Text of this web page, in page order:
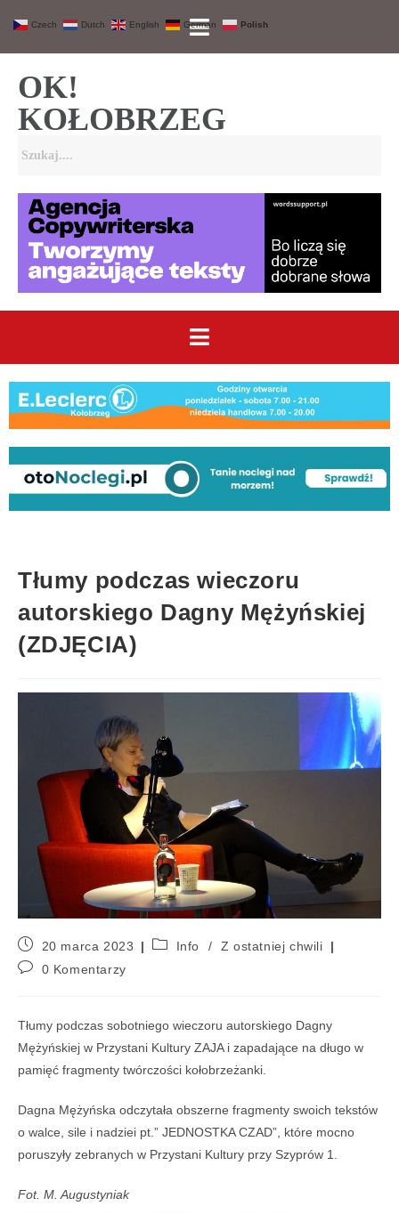
OK!
KOŁOBRZEG
Tłumy podczas wieczoru
autorskiego Dagny Mężyńskiej
(ZDJĘCIA)
20 marca 2023 Info /
Z ostatniej chwili
0 Komentarzy
Tłumy podczas sobotniego wieczoru autorskiego Dagny
Mężyńskiej w Przystani Kultury ZAJA i zapadające na długo w
pamięć fragmenty twórczości kołobrzeżanki.
Dagna Mężyńska odczytała obszerne fragmenty swoich tekstów
o walce, sile i nadziei pt.” JEDNOSTKA CZAD”, które mocno
poruszyły zebranych w Przystani Kultury przy Szyprów 1.
Fot. M. Augustyniak
Czech Dutch English German Polish